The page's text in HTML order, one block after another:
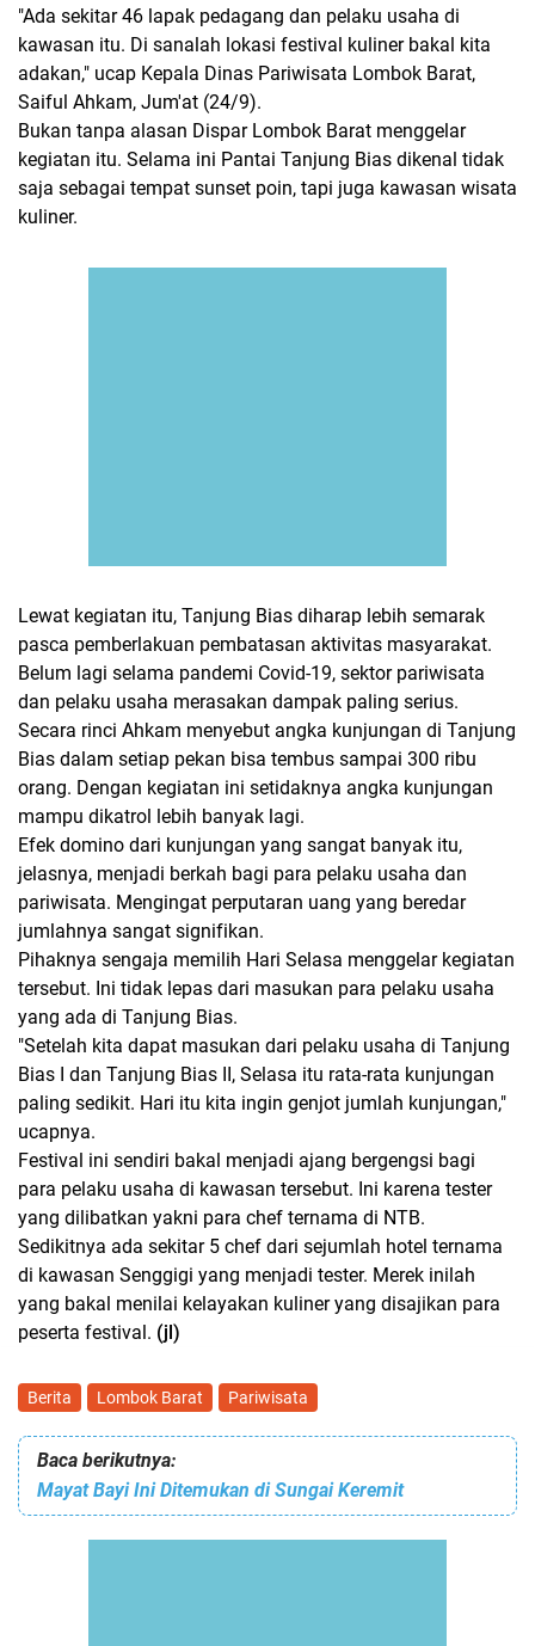
"Ada sekitar 46 lapak pedagang dan pelaku usaha di
kawasan itu. Di sanalah lokasi festival kuliner bakal kita
adakan," ucap Kepala Dinas Pariwisata Lombok Barat,
Saiful Ahkam, Jum'at (24/9).
Bukan tanpa alasan Dispar Lombok Barat menggelar
kegiatan itu. Selama ini Pantai Tanjung Bias dikenal tidak
saja sebagai tempat sunset poin, tapi juga kawasan wisata
kuliner.
Lewat kegiatan itu, Tanjung Bias diharap lebih semarak
pasca pemberlakuan pembatasan aktivitas masyarakat.
Belum lagi selama pandemi Covid-19, sektor pariwisata
dan pelaku usaha merasakan dampak paling serius.
Secara rinci Ahkam menyebut angka kunjungan di Tanjung
Bias dalam setiap pekan bisa tembus sampai 300 ribu
orang. Dengan kegiatan ini setidaknya angka kunjungan
mampu dikatrol lebih banyak lagi.
Efek domino dari kunjungan yang sangat banyak itu,
jelasnya, menjadi berkah bagi para pelaku usaha dan
pariwisata. Mengingat perputaran uang yang beredar
jumlahnya sangat signifikan.
Pihaknya sengaja memilih Hari Selasa menggelar kegiatan
tersebut. Ini tidak lepas dari masukan para pelaku usaha
yang ada di Tanjung Bias.
"Setelah kita dapat masukan dari pelaku usaha di Tanjung
Bias I dan Tanjung Bias II, Selasa itu rata-rata kunjungan
paling sedikit. Hari itu kita ingin genjot jumlah kunjungan,"
ucapnya.
Festival ini sendiri bakal menjadi ajang bergengsi bagi
para pelaku usaha di kawasan tersebut. Ini karena tester
yang dilibatkan yakni para chef ternama di NTB.
Sedikitnya ada sekitar 5 chef dari sejumlah hotel ternama
di kawasan Senggigi yang menjadi tester. Merek inilah
yang bakal menilai kelayakan kuliner yang disajikan para
peserta festival. (jl)
Berita Lombok Barat Pariwisata
Baca berikutnya:
Mayat Bayi Ini Ditemukan di Sungai Keremit